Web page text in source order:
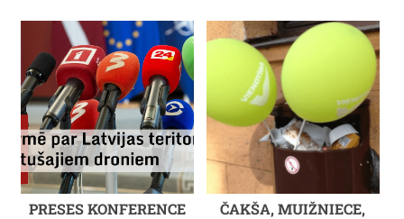
PRESES KONFERENCE
ČAKŠA, MUIŽNIECE,